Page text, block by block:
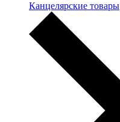
Канцелярские товары